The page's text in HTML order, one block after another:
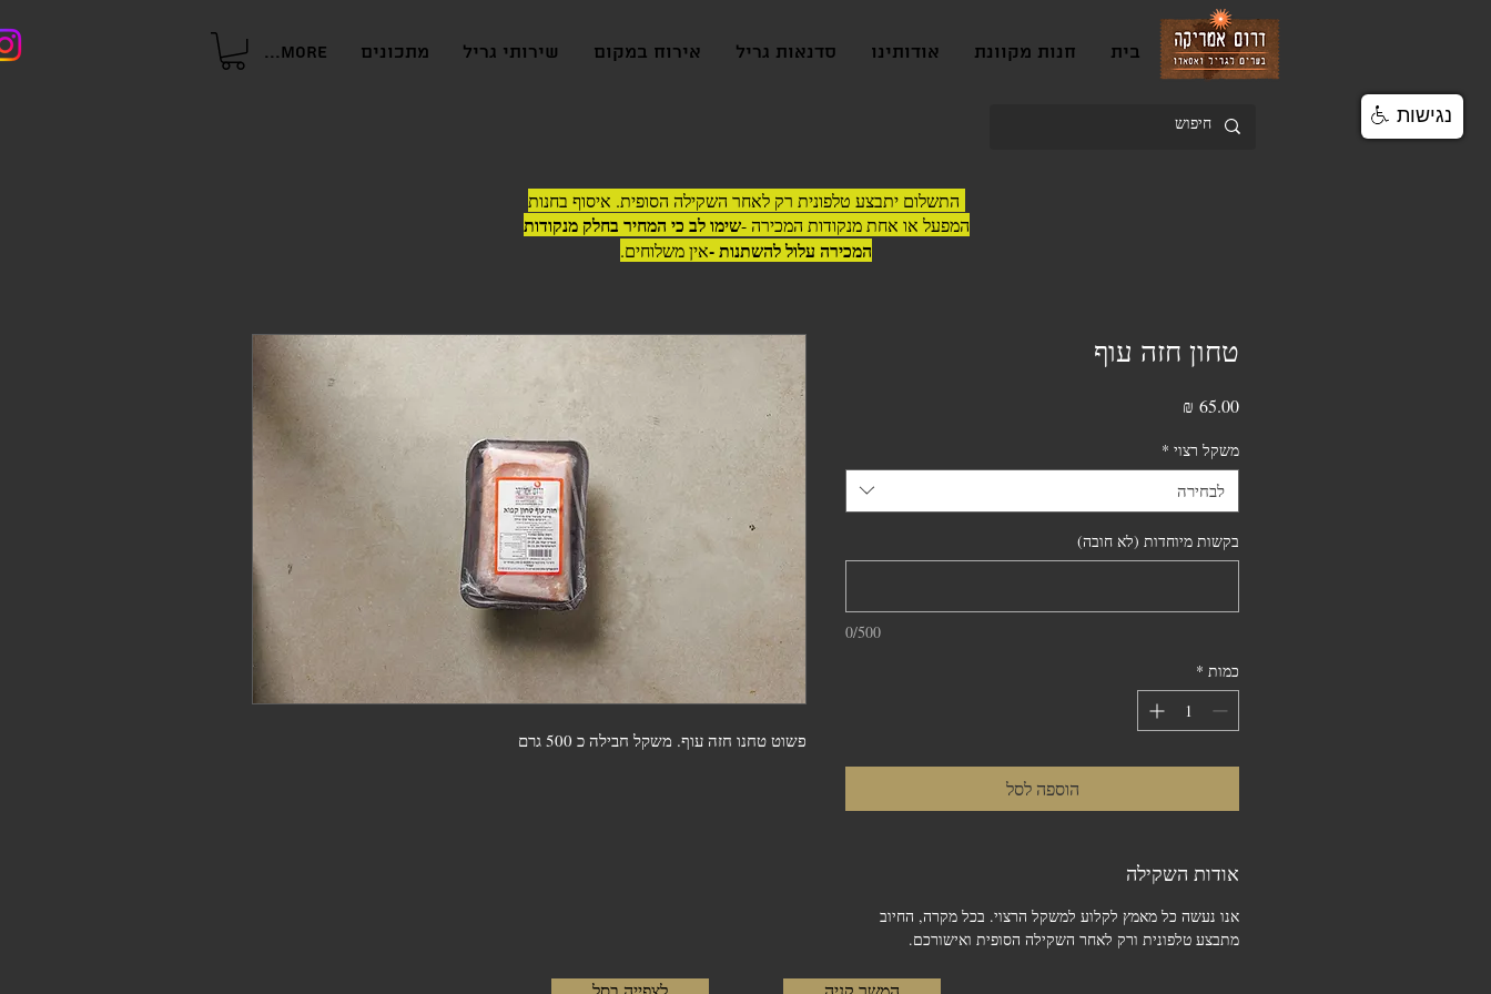
בית חנות מקוונת אודותינו סדנאות גריל אירוח במקום שירותי גריל מתכונים More...
התשלום יתבצע טלפונית רק לאחר השקילה הסופית. איסוף בחנות
המפעל או אחת מנקודות המכירה -שימו לב כי המחיר בחלק מנקודות
המכירה עלול להשתנות -אין משלוחים.
פשוט טחנו חזה עוף. משקל חבילה כ 500 גרם
טחון חזה עוף
משקל רצוי *
לבחירה
בקשות מיוחדות (לא חובה)
0/500
כמות *
הוספה לסל
אודות השקילה
אנו נעשה כל מאמץ לקלוע למשקל הרצוי. בכל מקרה, החיוב
מתבצע טלפונית ורק לאחר השקילה הסופית ואישורכם.
נגישות